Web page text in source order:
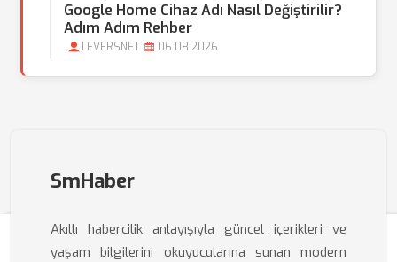
Google Home Cihaz Adı Nasıl Değiştirilir?
Adım Adım Rehber
LEVERSNET 06.08.2026
SmHaber
Akıllı habercilik anlayışıyla güncel içerikleri ve
yaşam bilgilerini okuyucularına sunan modern